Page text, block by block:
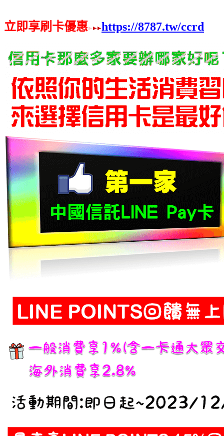
立即享刷卡優惠 https://8787.tw/ccrd